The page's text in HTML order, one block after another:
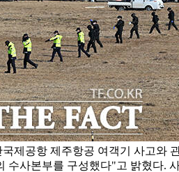
제공항 제주항공 여객기 사고와
수사본부를 구성했다"고 밝혔다.